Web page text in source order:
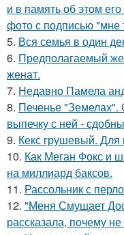
и в память об этом
фото с подписью "мне
5. Вся семья в один
6. Предполагаемый
женат.
7. Недавно Памела
8. Печенье "Земелах".
выпечку с ней -
9. Кекс грушевый. Для
10. Как Меган Фокс и
на миллиард баксов.
11. Рассольник с
12. "Меня Смущает
рассказала, почему